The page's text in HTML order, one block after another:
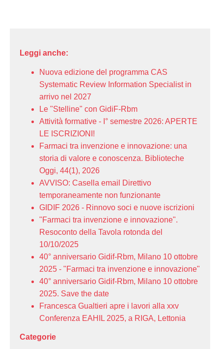
Leggi anche:
Nuova edizione del programma CAS
Systematic Review Information Specialist in
arrivo nel 2027
Le "Stelline" con GidiF-Rbm
Attività formative - I° semestre 2026: APERTE
LE ISCRIZIONI!
Farmaci tra invenzione e innovazione: una
storia di valore e conoscenza. Biblioteche
Oggi, 44(1), 2026
AVVISO: Casella email Direttivo
temporaneamente non funzionante
GIDIF 2026 - Rinnovo soci e nuove iscrizioni
"Farmaci tra invenzione e innovazione".
Resoconto della Tavola rotonda del
10/10/2025
40° anniversario Gidif-Rbm, Milano 10 ottobre
2025 - "Farmaci tra invenzione e innovazione"
40° anniversario Gidif-Rbm, Milano 10 ottobre
2025. Save the date
Francesca Gualtieri apre i lavori alla xxv
Conferenza EAHIL 2025, a RIGA, Lettonia
Categorie